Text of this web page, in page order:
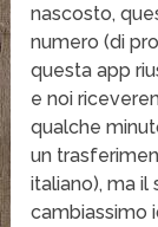
nascosto,
numero (di
questa app
e noi
qualche
un
italiano), ma il
cambiassimo